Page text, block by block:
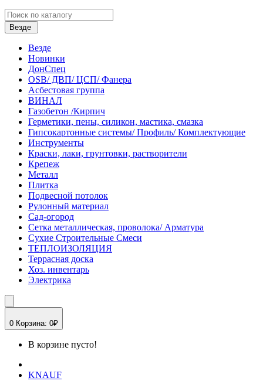
Везде
Везде
Новинки
ДонСпец
OSB/ ДВП/ ЦСП/ Фанера
Асбестовая группа
ВИНАЛ
Газобетон /Кирпич
Герметики, пены, силикон, мастика, смазка
Гипсокартонные системы/ Профиль/ Комплектующие
Инструменты
Краски, лаки, грунтовки, растворители
Крепеж
Металл
Плитка
Подвесной потолок
Рулонный материал
Сад-огород
Сетка металлическая, проволока/ Арматура
Сухие Строительные Смеси
ТЕПЛОИЗОЛЯЦИЯ
Террасная доска
Хоз. инвентарь
Электрика
0 Корзина: 0₽
В корзине пусто!
KNAUF